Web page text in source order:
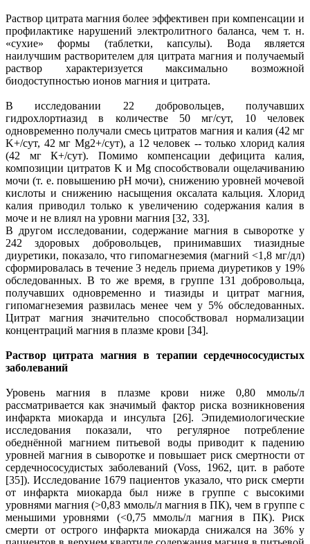
Раствор цитрата магния более эффективен при компенсации и
профилактике нарушений электролитного баланса, чем т. н.
«сухие» формы (таблетки, капсулы). Вода является
наилучшим растворителем для цитрата магния и получаемый
раствор характеризуется максимально возможной
биодоступностью ионов магния и цитрата.
В исследовании 22 добровольцев, получавших
гидрохлортиазид в количестве 50 мг/сут, 10 человек
одновременно получали смесь цитратов магния и калия (42 мг
K+/сут, 42 мг Mg2+/сут), а 12 человек -- только хлорид калия
(42 мг К+/сут). Помимо компенсации дефицита калия,
композиции цитратов K и Mg способствовали ощелачиванию
мочи (т. е. повышению рН мочи), снижению уровней мочевой
кислоты и снижению насыщения оксалата кальция. Хлорид
калия приводил только к увеличению содержания калия в
моче и не влиял на уровни магния [32, 33].
В другом исследовании, содержание магния в сыворотке у
242 здоровых добровольцев, принимавших тиазидные
диуретики, показало, что гипомагнеземия (магний <1,8 мг/дл)
сформировалась в течение 3 недель приема диуретиков у 19%
обследованных. В то же время, в группе 131 добровольца,
получавших одновременно и тиазиды и цитрат магния,
гипомагнеземия развилась менее чем у 5% обследованных.
Цитрат магния значительно способствовал нормализации
концентраций магния в плазме крови [34].
Раствор цитрата магния в терапии сердечнососудистых
заболеваний
Уровень магния в плазме крови ниже 0,80 ммоль/л
рассматривается как значимый фактор риска возникновения
инфаркта миокарда и инсульта [26]. Эпидемиологические
исследования показали, что регулярное потребление
обеднённой магнием питьевой воды приводит к падению
уровней магния в сыворотке и повышает риск смертности от
сердечнососудистых заболеваний (Voss, 1962, цит. в работе
[35]). Исследование 1679 пациентов указало, что риск смерти
от инфаркта миокарда был ниже в группе с высокими
уровнями магния (>0,83 ммоль/л магния в ПК), чем в группе с
меньшими уровнями (<0,75 ммоль/л магния в ПК). Риск
смерти от острого инфаркта миокарда снижался на 36% у